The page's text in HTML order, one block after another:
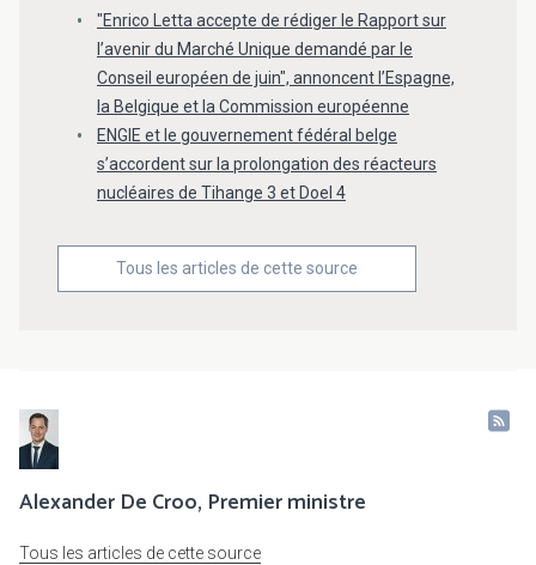
"Enrico Letta accepte de rédiger le Rapport sur
l’avenir du Marché Unique demandé par le
Conseil européen de juin", annoncent l’Espagne,
la Belgique et la Commission européenne
ENGIE et le gouvernement fédéral belge
s’accordent sur la prolongation des réacteurs
nucléaires de Tihange 3 et Doel 4
Tous les articles de cette source
Alexander De Croo, Premier ministre
Tous les articles de cette source